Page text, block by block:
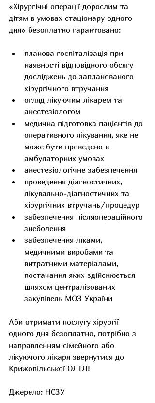
«Хірургічні операції дорослим та
дітям в умовах стаціонару одного
дня» безоплатно гарантовано:
планова госпіталізація при
наявності відповідного обсягу
досліджень до запланованого
хірургічного втручання
огляд лікуючим лікарем та
анестезіологом
медична підготовка пацієнтів до
оперативного лікування, яке не
може бути проведено в
амбулаторних умовах
анестезіологічне забезпечення
проведення діагностичних,
лікувально-діагностичних та
хірургічних втручань/процедур
забезпечення післяопераційного
знеболення
забезпечення ліками,
медичними виробами та
витратними матеріалами,
постачання яких здійснюється
шляхом централізованих
закупівель МОЗ України
Аби отримати послугу хірургії
одного дня безоплатно, потрібно з
направленням сімейного або
лікуючого лікаря звернутися до
Крижопільської ОЛІЛ!
Джерело: НСЗУ